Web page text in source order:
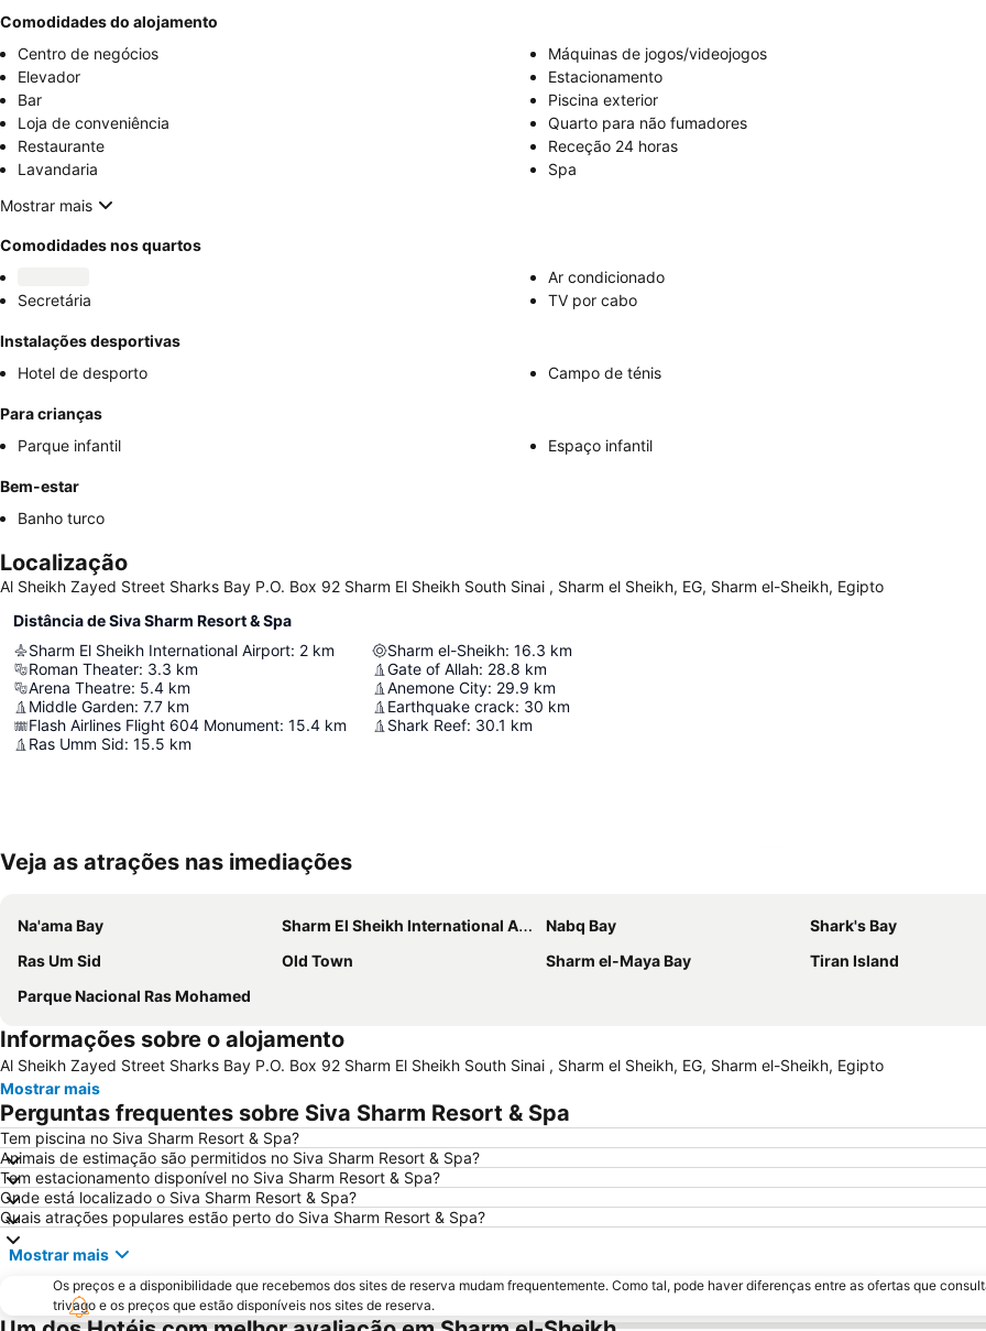
Comodidades do alojamento
Centro de negócios
Máquinas de jogos/videojogos
Elevador
Estacionamento
Bar
Piscina exterior
Loja de conveniência
Quarto para não fumadores
Restaurante
Receção 24 horas
Lavandaria
Spa
Mostrar mais
Comodidades nos quartos
Ar condicionado
Secretária
TV por cabo
Instalações desportivas
Hotel de desporto
Campo de ténis
Para crianças
Parque infantil
Espaço infantil
Bem-estar
Banho turco
Localização
Al Sheikh Zayed Street Sharks Bay P.O. Box 92 Sharm El Sheikh South Sinai , Sharm el Sheikh, EG, Sharm el-Sheikh, Egipto
Distância de Siva Sharm Resort & Spa
Sharm El Sheikh International Airport: 2 km
Roman Theater: 3.3 km
Arena Theatre: 5.4 km
Middle Garden: 7.7 km
Flash Airlines Flight 604 Monument: 15.4 km
Ras Umm Sid: 15.5 km
Sharm el-Sheikh: 16.3 km
Gate of Allah: 28.8 km
Anemone City: 29.9 km
Earthquake crack: 30 km
Shark Reef: 30.1 km
Veja as atrações nas imediações
Na'ama Bay Sharm El Sheikh International Airport Nabq Bay
Shark's Bay
Ras Um Sid
Old Town Sharm el-Maya Bay
Tiran Island
Parque Nacional Ras Mohamed
Informações sobre o alojamento
Al Sheikh Zayed Street Sharks Bay P.O. Box 92 Sharm El Sheikh South Sinai , Sharm el Sheikh, EG, Sharm el-Sheikh, Egipto
Mostrar mais
Perguntas frequentes sobre Siva Sharm Resort & Spa
Tem piscina no Siva Sharm Resort & Spa?
Animais de estimação são permitidos no Siva Sharm Resort & Spa?
Tem estacionamento disponível no Siva Sharm Resort & Spa?
Onde está localizado o Siva Sharm Resort & Spa?
Quais atrações populares estão perto do Siva Sharm Resort & Spa?
Mostrar mais
Os preços e a disponibilidade que recebemos dos sites de reserva mudam frequentemente. Como tal, pode haver diferenças entre as ofertas que
trivago e os preços que estão disponíveis nos sites de reserva.